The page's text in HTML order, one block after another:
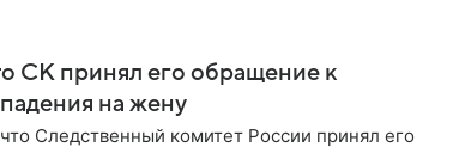
СК принял его обращение к
на жену
Следственный комитет России принял его